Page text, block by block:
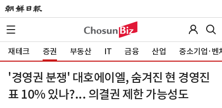
재테크 증권 부동산 IT 금융 산업 중소기업·벤
'경영권 분쟁' 대호에이엘, 숨겨진 현 경영진
표 10% 있나?... 의결권 제한 가능성도